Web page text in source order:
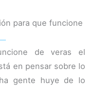
para que funcione
de veras el
en pensar sobre lo
gente huye de lo